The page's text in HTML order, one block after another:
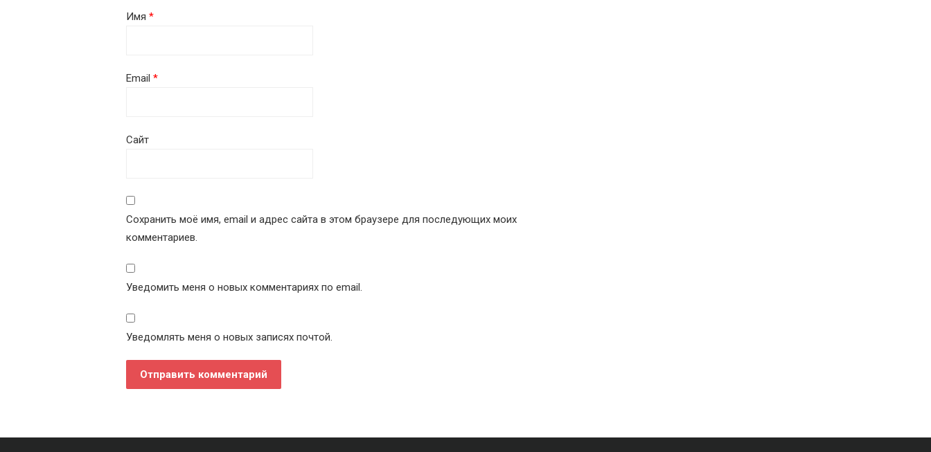
Имя *
Email *
Сайт
Сохранить моё имя, email и адрес сайта в этом браузере для последующих моих
комментариев.
Уведомить меня о новых комментариях по email.
Уведомлять меня о новых записях почтой.